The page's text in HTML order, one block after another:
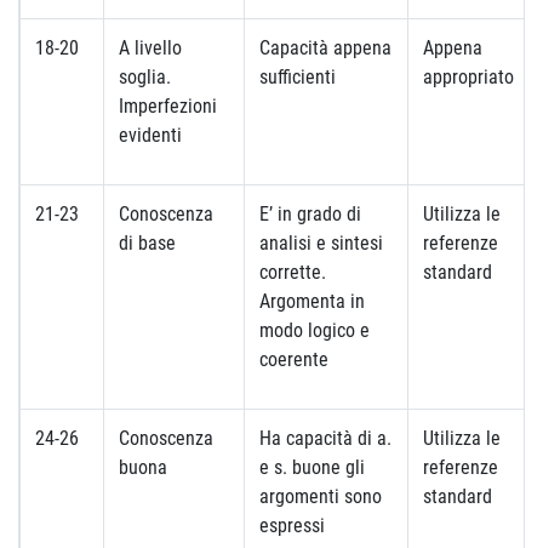
18-20
A livello
soglia.
Imperfezioni
evidenti
Capacità appena
sufficienti
Appena
appropriato
21-23
Conoscenza
di base
E’ in grado di
analisi e sintesi
corrette.
Argomenta in
modo logico e
coerente
Utilizza le
referenze
standard
24-26
Conoscenza
buona
Ha capacità di a.
e s. buone gli
argomenti sono
espressi
Utilizza le
referenze
standard